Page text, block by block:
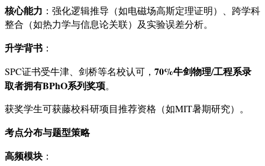
核心能力 ：强化逻辑推导（如电磁场高斯定理证明）、跨学科
整合（如热力学与信息论关联）及实验误差分析。
升学背书 ：
SPC证书受牛津、剑桥等名校认可， 70%牛剑物理/工程系录
取者拥有BPhO系列奖项。
获奖学生可获藤校科研项目推荐资格（如MIT暑期研究）。
考点分布与题型策略
高频模块 ：